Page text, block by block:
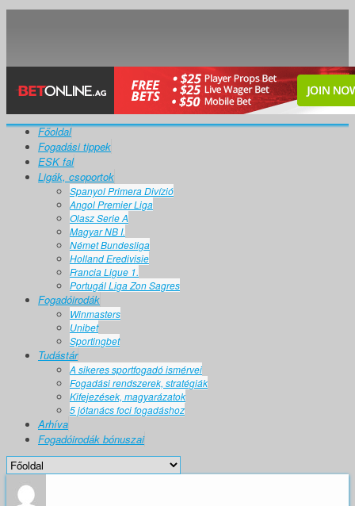
Főoldal
Fogadási tippek
ESK fal
Ligák, csoportok
Spanyol Primera Divízió
Angol Premier Liga
Olasz Serie A
Magyar NB I.
Német Bundesliga
Holland Eredivisie
Francia Ligue 1.
Portugál Liga Zon Sagres
Fogadóirodák
Winmasters
Unibet
Sportingbet
Tudástár
A sikeres sportfogadó ismérvei
Fogadási rendszerek, stratégiák
Kifejezések, magyarázatok
5 jótanács foci fogadáshoz
Arhíva
Fogadóirodák bónuszai